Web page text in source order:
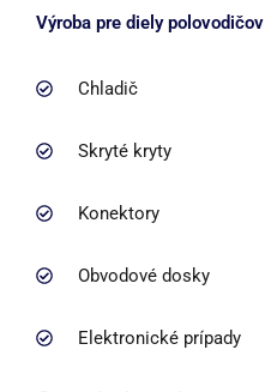
Výroba pre diely polovodičov
Chladič
Skryté kryty
Konektory
Obvodové dosky
Elektronické prípady